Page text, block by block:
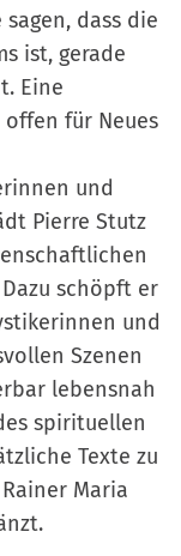
dass die
ist, gerade
Eine
für Neues
und
Pierre Stutz
schöpft er
und
Szenen
lebensnah
spirituellen
Texte zu
Maria